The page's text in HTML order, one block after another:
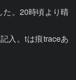
た。20時頃より晴
入。tは痕traceあ